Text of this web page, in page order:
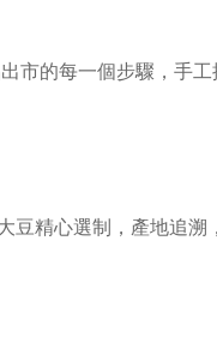
的每一個步驟，手工
精心選制，產地追溯